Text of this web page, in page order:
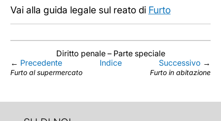
Vai alla guida legale sul reato di Furto
Diritto penale – Parte speciale
← Precedente
Furto al supermercato
Indice Successivo →
Furto in abitazione